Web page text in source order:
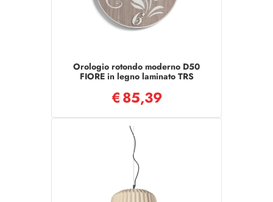
Orologio rotondo moderno D50
FIORE in legno laminato TRS
€85,39